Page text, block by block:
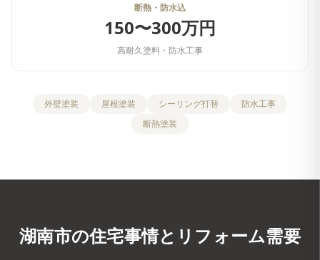
断熱・防水込
150〜300万円
高耐久塗料・防水工事
外壁塗装 屋根塗装 シーリング打替
防水工事
断熱塗装
湖南市の住宅事情とリフォーム需要